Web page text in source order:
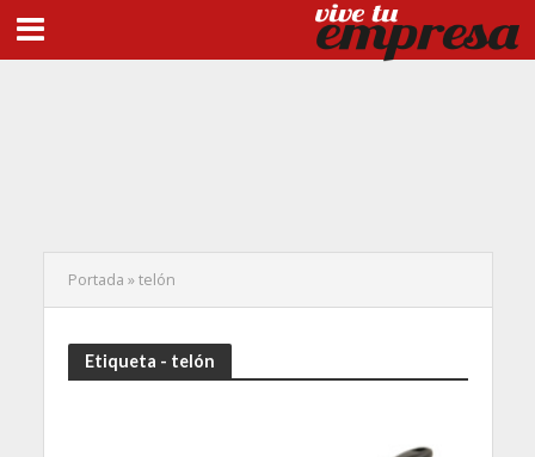
Portada »telón
Etiqueta - telón